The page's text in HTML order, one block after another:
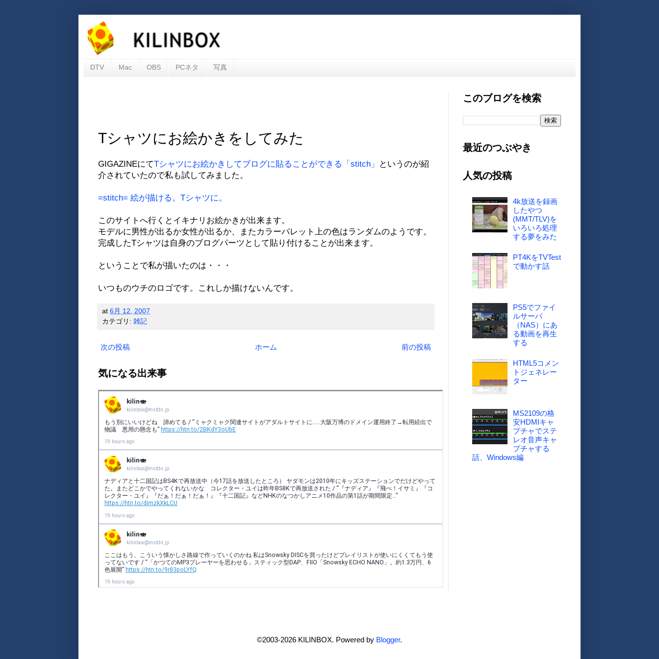
DTV Mac OBS PCネタ 写真
Tシャツにお絵かきをしてみた
GIGAZINEにてTシャツにお絵かきしてブログに貼ることができる「stitch」
というのが紹
介されていたので私も試してみました。
=stitch= 絵が描ける。Tシャツに。
このサイトへ行くとイキナリお絵かきが出来ます。
モデルに男性が出るか女性が出るか、またカラーパレット上の色はランダムのようです。
完成したTシャツは自身のブログパーツとして貼り付けることが出来ます。
ということで私が描いたのは・・・
いつものウチのロゴです。これしか描けないんです。
at 6月 12, 2007
カテゴリ: 雑記
次の投稿 前の投稿
ホーム
気になる出来事
このブログを検索
最近のつぶやき
人気の投稿
4k放送を録画
したやつ
(MMT/TLV)を
いろいろ処理
する夢をみた
PT4KをTVTest
で動かす話
PS5でファイ
ルサーバ
（NAS）にあ
る動画を再生
する
HTML5コメン
トジェネレー
ター
MS2109の格
安HDMIキャ
プチャでステ
レオ音声キャ
プチャする
話、Windows編
©2003-2026 KILINBOX. Powered by Blogger.